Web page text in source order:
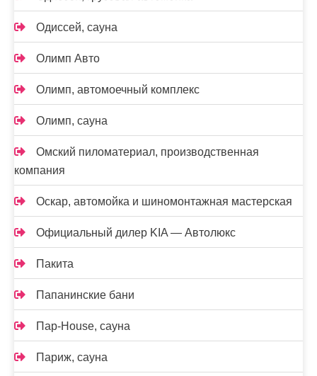
Одиссей, сауна
Олимп Авто
Олимп, автомоечный комплекс
Олимп, сауна
Омский пиломатериал, производственная
компания
Оскар, автомойка и шиномонтажная мастерская
Официальный дилер KIA — Автолюкс
Пакита
Папанинские бани
Пар-House, сауна
Париж, сауна